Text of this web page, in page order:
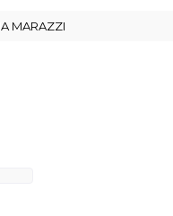
MARAZZI